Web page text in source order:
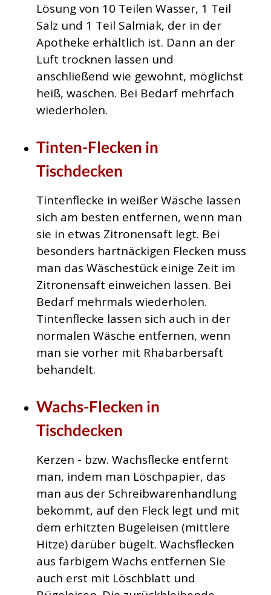
Lösung von 10 Teilen Wasser, 1 Teil
Salz und 1 Teil Salmiak, der in der
Apotheke erhältlich ist. Dann an der
Luft trocknen lassen und
anschließend wie gewohnt, möglichst
heiß, waschen. Bei Bedarf mehrfach
wiederholen.
Tinten-Flecken in
Tischdecken
Tintenflecke in weißer Wäsche lassen
sich am besten entfernen, wenn man
sie in etwas Zitronensaft legt. Bei
besonders hartnäckigen Flecken muss
man das Wäschestück einige Zeit im
Zitronensaft einweichen lassen. Bei
Bedarf mehrmals wiederholen.
Tintenflecke lassen sich auch in der
normalen Wäsche entfernen, wenn
man sie vorher mit Rhabarbersaft
behandelt.
Wachs-Flecken in
Tischdecken
Kerzen - bzw. Wachsflecke entfernt
man, indem man Löschpapier, das
man aus der Schreibwarenhandlung
bekommt, auf den Fleck legt und mit
dem erhitzten Bügeleisen (mittlere
Hitze) darüber bügelt. Wachsflecken
aus farbigem Wachs entfernen Sie
auch erst mit Löschblatt und